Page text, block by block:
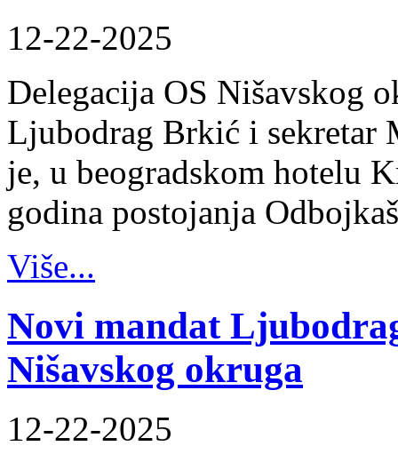
12-22-2025
Delegacija OS Nišavskog
Ljubodrag Brkić i sekretar
je, u beogradskom hotelu
godina postojanja
Više...
Novi mandat
Nišavskog okruga
12-22-2025